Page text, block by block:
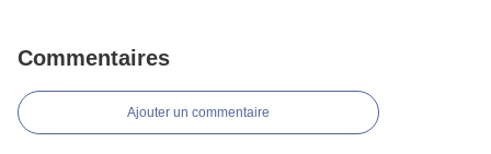
Commentaires
Ajouter un commentaire